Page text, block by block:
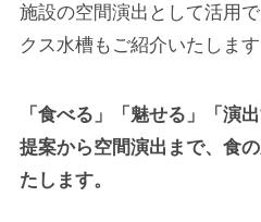
施設の空間演出として活用
クス水槽もご紹介いたします
「食べる」「魅せる」「演
提案から空間演出まで、食
たします。